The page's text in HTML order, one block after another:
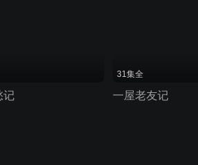
记
31集全
一屋老友记